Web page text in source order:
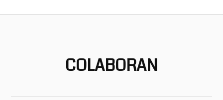
COLABORAN